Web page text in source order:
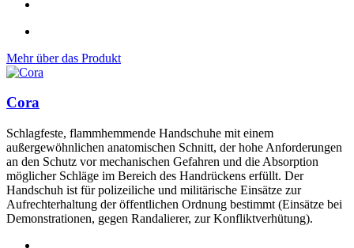
Mehr über das Produkt
Cora
Schlagfeste, flammhemmende Handschuhe mit einem
außergewöhnlichen anatomischen Schnitt, der hohe Anforderungen
an den Schutz vor mechanischen Gefahren und die Absorption
möglicher Schläge im Bereich des Handrückens erfüllt. Der
Handschuh ist für polizeiliche und militärische Einsätze zur
Aufrechterhaltung der öffentlichen Ordnung bestimmt (Einsätze bei
Demonstrationen, gegen Randalierer, zur Konfliktverhütung).